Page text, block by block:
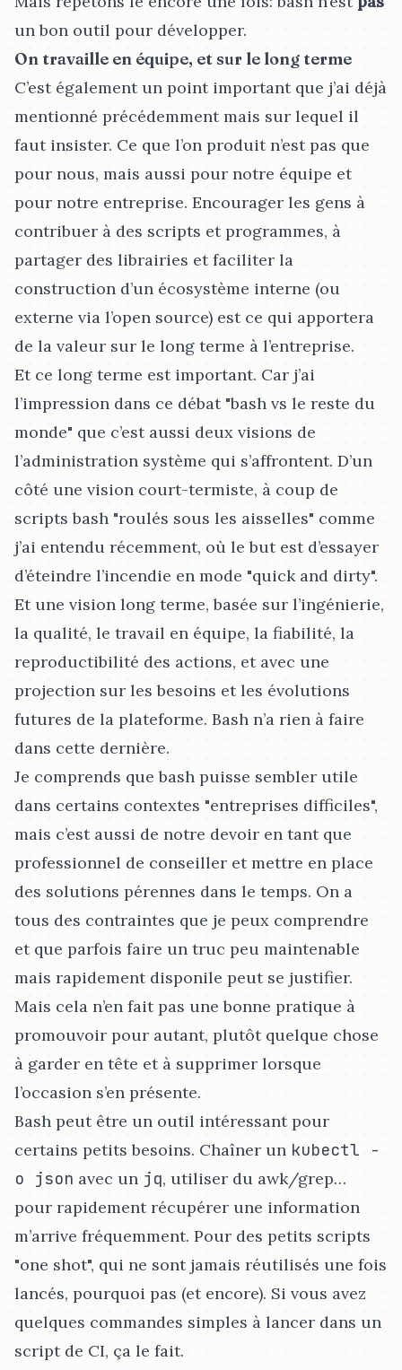
un bon outil pour développer.
On travaille en équipe, et sur le long terme
C’est également un point important que j’ai déjà
mentionné précédemment mais sur lequel il
faut insister. Ce que l’on produit n’est pas que
pour nous, mais aussi pour notre équipe et
pour notre entreprise. Encourager les gens à
contribuer à des scripts et programmes, à
partager des librairies et faciliter la
construction d’un écosystème interne (ou
externe via l’open source) est ce qui apportera
de la valeur sur le long terme à l’entreprise.
Et ce long terme est important. Car j’ai
l’impression dans ce débat "bash vs le reste du
monde" que c’est aussi deux visions de
l’administration système qui s’affrontent. D’un
côté une vision court-termiste, à coup de
scripts bash "roulés sous les aisselles" comme
j’ai entendu récemment, où le but est d’essayer
d’éteindre l’incendie en mode "quick and dirty".
Et une vision long terme, basée sur l’ingénierie,
la qualité, le travail en équipe, la fiabilité, la
reproductibilité des actions, et avec une
projection sur les besoins et les évolutions
futures de la plateforme. Bash n’a rien à faire
dans cette dernière.
Je comprends que bash puisse sembler utile
dans certains contextes "entreprises difficiles",
mais c’est aussi de notre devoir en tant que
professionnel de conseiller et mettre en place
des solutions pérennes dans le temps. On a
tous des contraintes que je peux comprendre
et que parfois faire un truc peu maintenable
mais rapidement disponile peut se justifier.
Mais cela n’en fait pas une bonne pratique à
promouvoir pour autant, plutôt quelque chose
à garder en tête et à supprimer lorsque
l’occasion s’en présente.
Bash peut être un outil intéressant pour
certains petits besoins. Chaîner un kubectl -
o json avec un jq, utiliser du awk/grep…​
pour rapidement récupérer une information
m’arrive fréquemment. Pour des petits scripts
"one shot", qui ne sont jamais réutilisés une fois
lancés, pourquoi pas (et encore). Si vous avez
quelques commandes simples à lancer dans un
script de CI, ça le fait.